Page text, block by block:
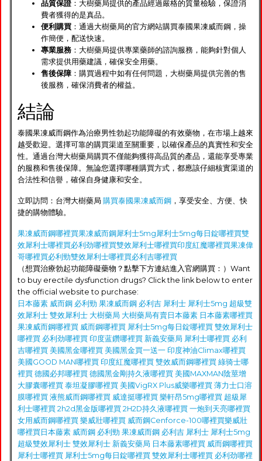
品質保證 ：大樹藥局提供的產品經過嚴格的質量檢驗，保證消
費者獲得的是真品。
便利購買 ：通過大樹藥局的官方網站購買泰國果凍威而鋼，操
作簡便，配送快速。
專業服務 ：大樹藥局提供專業藥師的諮詢服務，能夠針對個人
需求提供用藥建議，確保安全用藥。
售後保障 ：購買過程中如有任何問題，大樹藥局提供完善的售
後服務，確保消費者的權益。
結論
泰國果凍威而鋼作為治療男性勃起功能障礙的有效藥物，在市場上越來
越受歡迎。選擇可靠的購買渠道至關重要，以確保產品的真實性和安全
性。通過台灣大樹藥局購買不僅能夠獲得高品質的產品，還能享受專業
的服務和售後保障。無論您選擇哪種購買方式，都應該仔細核實渠道的
合法性和信譽，確保自身健康和安全。
立即訪問：台灣大樹藥局 購買泰國果凍威而鋼 ，享受安全、方便、快
捷的購物體驗。
果凍威而鋼哪裡買果凍威而鋼犀利士5mg 犀利士5mg每日錠哪裡買雙
效犀利士哪裡買必利劲哪裡買雙效犀利士哪裡買印度紅魔哪裡買果凍偉
哥哪裡買必利勁雙效犀利士哪裡買必利吉哪裡買
（想買治療勃起功能障礙藥物？點擊下方連結進入官網購買：）Want
to buy erectile dysfunction drugs? Click the link below to enter
the official website to purchase:
日本藤素 威而鋼 必利勁 果凍威而鋼 必利吉 犀利士 犀利士5mg 超級雙
效犀利士 雙效犀利士 大樹藥局 大樹藥局有賣日本藤素 日本藤素哪裡買
果凍威而鋼哪裡買 威而鋼哪裡買 犀利士5mg每日錠哪裡買 雙效犀利士
哪裡買 必利劲哪裡買 印度蓝鑽哪裡買 新義安藥局 犀利士哪裡買 必利
吉哪裡買 美國黑金哪裡買 美國黑金買一送一 印度神油Climax哪裡買
美國GOOD MAN哪裡買 印度紅魔哪裡買 雙效威而鋼哪裡買 綠骑士哪
裡買 德國必邦哪裡買 德國黑金剛持久液哪裡買 美國MAXMAN陰莖增
大膠囊哪裡買 泰坦凝膠哪裡買 美國VigRX Plus威樂哪裡買 薄力士口溶
膜哪裡買 液熊威而鋼哪裡買 威達挺哪裡買 樂軒昂5mg哪裡買 超級犀
利士哪裡買 2h2d黑金版哪裡買 2H2D持久液哪裡買 一炮到天亮哪裡買
女用威而鋼哪裡買 樂威壯哪裡買 威而鋼Cenforce-100哪裡買樂威壯
哪裡買 日本藤素 威而鋼 必利勁 果凍威而鋼 必利吉 犀利士 犀利士5mg
超級雙效犀利士 雙效犀利士 新義安藥局 日本藤素哪裡買 威而鋼哪裡買
犀利士哪裡買 犀利士5mg每日錠哪裡買 雙效犀利士哪裡買 必利劲哪裡